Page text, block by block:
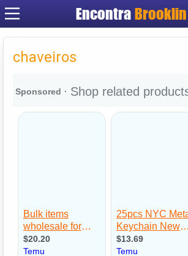
Encontra Brooklin
Cadastrar
chaveiros